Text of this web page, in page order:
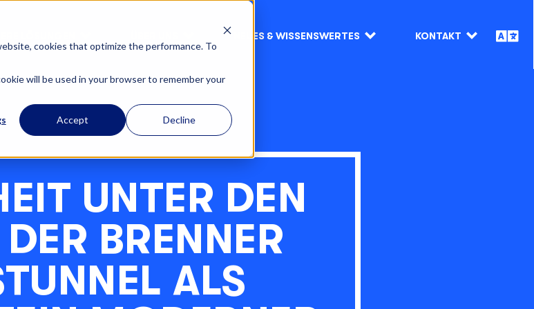
cookies that optimize the performance. To
will be used in your browser to remember your
Accept Decline
NEUES & WISSENSWERTES KONTAKT
UNTER DEN
BRENNER
ALS